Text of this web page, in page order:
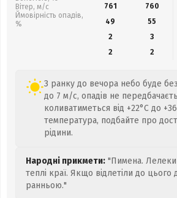
Вітер, м/с
Ймовірність опадів,
%
761
760
49
55
2
3
2
2
З ранку до вечора небо буде
до 7 м/с, опадів не
коливатиметься від +22°C до
температура, подбайте про
рідини.
Народні прикмети: "Пимена. Лелеки
теплі краї. Якщо відлетіли до
ранньою."